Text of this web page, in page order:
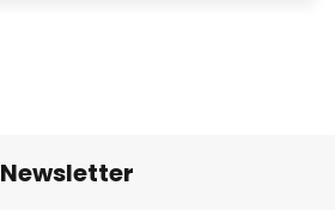
Newsletter